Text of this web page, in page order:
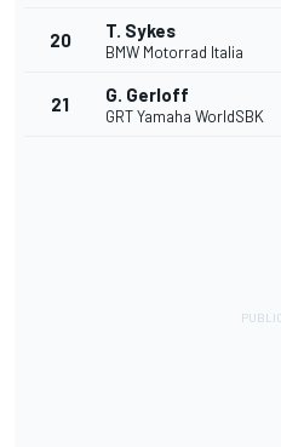
20 T. Sykes
BMW Motorrad Italia
21 G. Gerloff
GRT Yamaha WorldSBK